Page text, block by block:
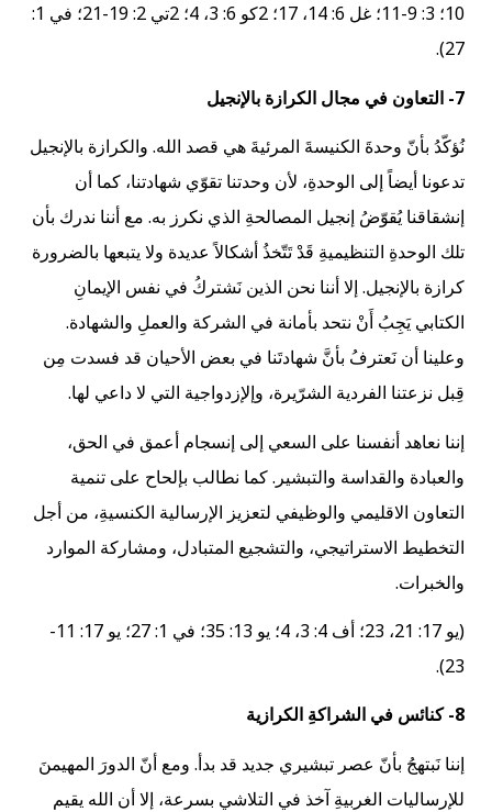
10؛ 3: 9-11؛ غل 6: 14، 17؛ 2كو 6: 3، 4؛ 2تي 2: 19-21؛ في 1:
27).
7- التعاون في مجال الكرازة بالإنجيل
نُؤكّدُ بأنّ وحدةَ الكنيسةَ المرئيةَ هي قصد الله. والكرازة بالإنجيل
تدعونا أيضاً إلى الوحدةِ، لأن وحدتنا تقوّي شهادتنا، كما أن
إنشقاقنا يُقوّضُ إنجيل المصالحةِ الذي نكرز به. مع أننا ندرك بأن
تلك الوحدةِ التنظيميةِ قَدْ تَتّخذُ أشكالاً عديدة ولا يتبعها بالضرورة
كرازة بالإنجيل. إلا أننا نحن الذين نَشتركُ في نفس الإيمانِ
الكتابي يَجِبُ أَنْ نتحد بأمانة في الشركة والعملِ والشهادة.
وعلينا أن نَعترفُ بأنَّ شهادتَنا في بعض الأحيان قد فسدت مِن
قِبل نزعتنا الفردية الشرّيرة، وإلإزدواجية التي لا داعي لها.
إننا نعاهد أنفسنا على السعي إلى إنسجام أعمق في الحق،
والعبادة والقداسة والتبشير. كما نطالب بإلحاح على تنمية
التعاون الاقليمي والوظيفي لتعزيز الإرسالية الكنسيةِ، من أجل
التخطيط الاستراتيجي، والتشجيع المتبادل، ومشاركة الموارد
والخبرات.
(يو 17: 21، 23؛ أف 4: 3، 4؛ يو 13: 35؛ في 1: 27؛ يو 17: 11-
23).
8- كنائس في الشراكةِ الكرازية
إننا نَبتهجُ بأنّ عصر تبشيري جديد قد بدأ. ومع أنّ الدورَ المهيمنَ
للإرساليات الغربيةِ آخذ في التلاشي بسرعة، إلا أن الله يقيم